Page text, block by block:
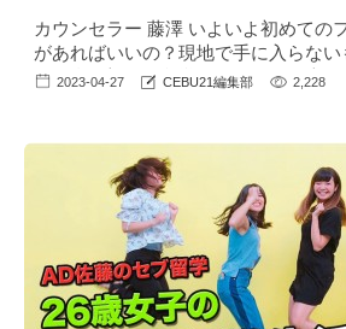
カウンセラー 藤澤 いよいよ初めての
があればいいの？現地で手に入らない
では私が初めて留学したときに日本か
2023-04-27 CEBU21編集部 2,228